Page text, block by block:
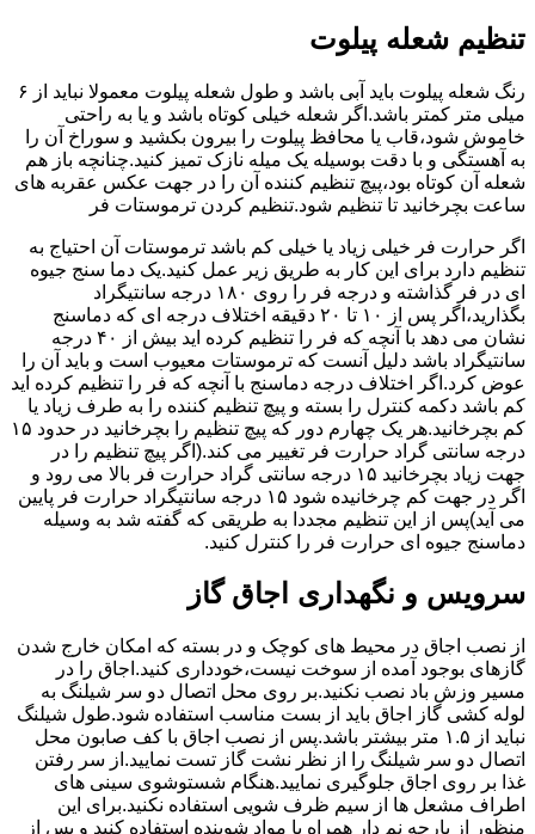
تنظیم شعله پیلوت
رنگ شعله پیلوت باید آبی باشد و طول شعله پیلوت معمولا نباید از ۶
میلی متر کمتر باشد.اگر شعله خیلی کوتاه باشد و یا به راحتی
خاموش شود،قاب یا محافظ پیلوت را بیرون بکشید و سوراخ آن را
به آهستگی و با دقت بوسیله یک میله نازک تمیز کنید.چنانچه باز هم
شعله آن کوتاه بود،پیچ تنظیم کننده آن را در جهت عکس عقربه های
ساعت بچرخانید تا تنظیم شود.تنظیم کردن ترموستات فر
اگر حرارت فر خیلی زیاد یا خیلی کم باشد ترموستات آن احتیاج به
تنظیم دارد برای این کار به طریق زیر عمل کنید.یک دما سنج جیوه
ای در فر گذاشته و درجه فر را روی ۱۸۰ درجه سانتیگراد
بگذارید،اگر پس از ۱۰ تا ۲۰ دقیقه اختلاف درجه ای که دماسنج
نشان می دهد با آنچه که فر را تنظیم کرده اید بیش از ۴۰ درجه
سانتیگراد باشد دلیل آنست که ترموستات معیوب است و باید آن را
عوض کرد.اگر اختلاف درجه دماسنج با آنچه که فر را تنظیم کرده اید
کم باشد دکمه کنترل را بسته و پیچ تنظیم کننده را به طرف زیاد یا
کم بچرخانید.هر یک چهارم دور که پیچ تنظیم را بچرخانید در حدود ۱۵
درجه سانتی گراد حرارت فر تغییر می کند.(اگر پیچ تنظیم را در
جهت زیاد بچرخانید ۱۵ درجه سانتی گراد حرارت فر بالا می رود و
اگر در جهت کم چرخانیده شود ۱۵ درجه سانتیگراد حرارت فر پایین
می آید)پس از این تنظیم مجددا به طریقی که گفته شد به وسیله
دماسنج جیوه ای حرارت فر را کنترل کنید.
سرویس و نگهداری اجاق گاز
از نصب اجاق در محیط های کوچک و در بسته که امکان خارج شدن
گازهای بوجود آمده از سوخت نیست،خودداری کنید.اجاق را در
مسیر وزش باد نصب نکنید.بر روی محل اتصال دو سر شیلنگ به
لوله کشی گاز اجاق باید از بست مناسب استفاده شود.طول شیلنگ
نباید از ۱.۵ متر بیشتر باشد.پس از نصب اجاق با کف صابون محل
اتصال دو سر شیلنگ را از نظر نشت گاز تست نمایید.از سر رفتن
غذا بر روی اجاق جلوگیری نمایید.هنگام شستوشوی سینی های
اطراف مشعل ها از سیم ظرف شویی استفاده نکنید.برای این
منظور از پارچه نم دار همراه با مواد شوینده استفاده کنید و پس از